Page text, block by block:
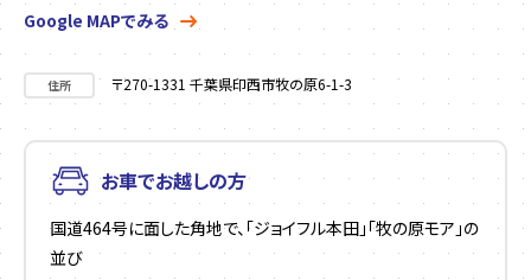
Google MAPでみる
住所 〒270-1331 千葉県印西市牧の原6-1-3
お車でお越しの方
国道464号に面した角地で、「ジョイフル本田」「牧の原モア」の
並び